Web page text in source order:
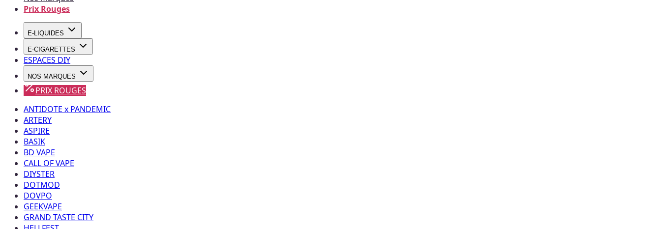
Prix Rouges
E-LIQUIDES
E-CIGARETTES
ESPACES DIY
NOS MARQUES
PRIX ROUGES
ANTIDOTE x PANDEMIC
ARTERY
ASPIRE
BASIK
BD VAPE
CALL OF VAPE
DIYSTER
DOTMOD
DOVPO
GEEKVAPE
GRAND TASTE CITY